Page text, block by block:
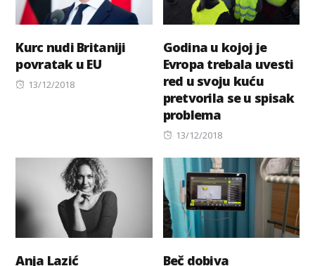
Kurc nudi Britaniji
povratak u EU
Posted
13/12/2018
Godina u kojoj je
Evropa trebala uvesti
red u svoju kuću
pretvorila se u spisak
problema
Posted
13/12/2018
Anja Lazić
Beč dobiva